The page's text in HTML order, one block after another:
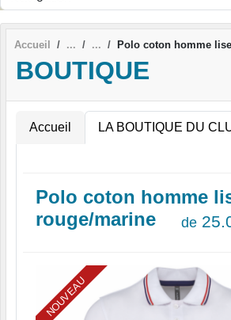
Accueil Polo coton homme
BOUTIQUE
Accueil LA BOUTIQUE DU
Polo coton homme
rouge/marine
de
NOUVEAU